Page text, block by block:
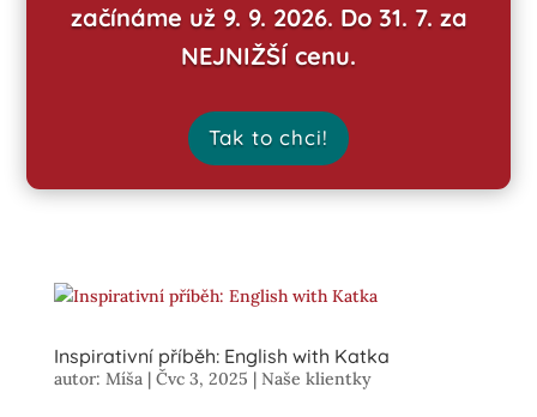
začínáme už 9. 9. 2026. Do 31. 7. za
NEJNIŽŠÍ cenu.
Tak to chci!
Inspirativní příběh: English with Katka
autor: Míša | Čvc 3, 2025 | Naše klientky